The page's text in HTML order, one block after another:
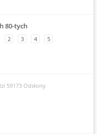
80-tych
2 3 4 5
59173 Odsłony